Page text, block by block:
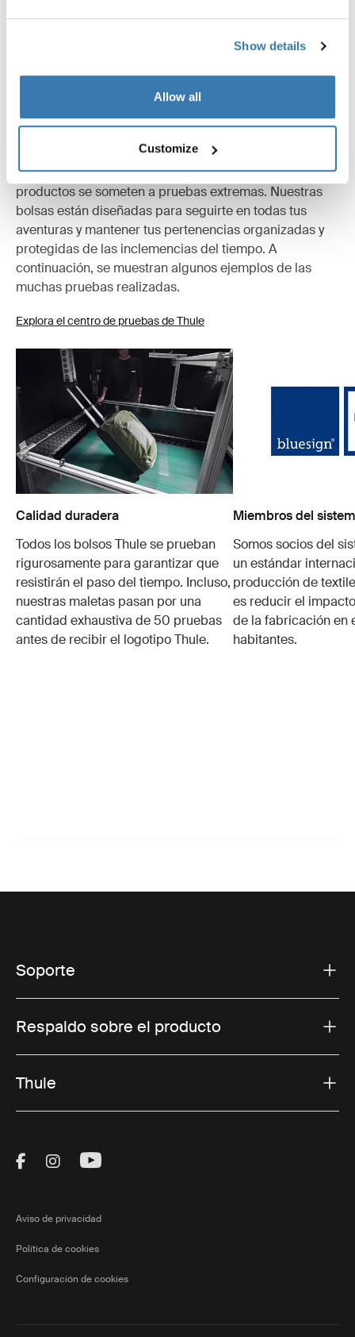
Show details
Allow all
Customize
Probados al límite
En el Thule Test Center™ de Hillerstorp, Suecia, los
productos se someten a pruebas extremas. Nuestras
bolsas están diseñadas para seguirte en todas tus
aventuras y mantener tus pertenencias organizadas y
protegidas de las inclemencias del tiempo. A
continuación, se muestran algunos ejemplos de las
muchas pruebas realizadas.
Explora el centro de pruebas de Thule
Calidad duradera
Todos los bolsos Thule se prueban
rigurosamente para garantizar que
resistirán el paso del tiempo. Incluso,
nuestras maletas pasan por una
cantidad exhaustiva de 50 pruebas
antes de recibir el logotipo Thule.
Miembros del
Somos socios del
un estándar
producción de
es reducir el
de la fabricación en
habitantes.
Soporte
Respaldo sobre el producto
Thule
Visit Thule on Facebook (external link)
Visit Thule on Instagram (external link)
Visit Thule on Youtube (external
Aviso de privacidad
Política de cookies
Configuración de cookies